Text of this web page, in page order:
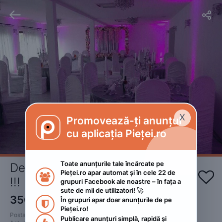
 
Demi-Pensiune pentru revelion

350 RON
Postat
2023. noiembrie 30.
X
Promovează-ți anunțul
cu aplicația Pieței.ro

Toate anunțurile tale încărcate pe
Pieței.ro apar automat și în cele 22 de
grupuri Facebook ale noastre – în fața a
sute de mii de utilizatori! 🚀

În grupuri apar doar anunțurile de pe
Pieței.ro!
Publicare anunțuri simplă, rapidă și